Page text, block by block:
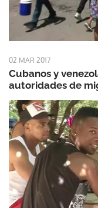
02 MAR 2017
Cubanos y
autoridades de